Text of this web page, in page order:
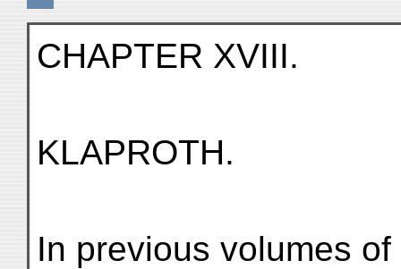
CHAPTER XVIII.
KLAPROTH.
In previous volumes